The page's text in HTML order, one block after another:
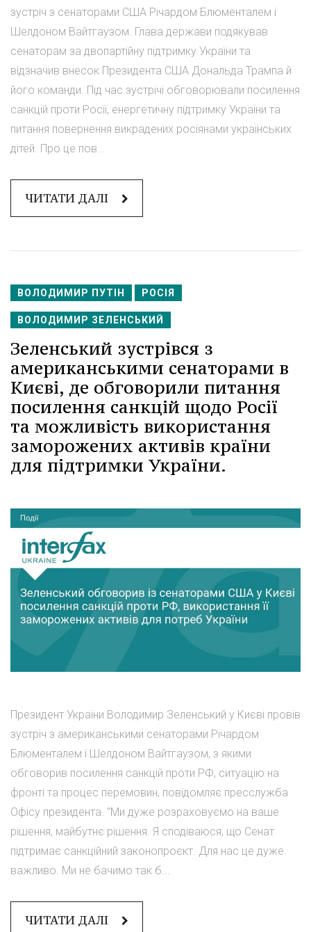
зустріч з сенаторами США Річардом Блюменталем і
Шелдоном Вайтгаузом. Глава держави подякував
сенаторам за двопартійну підтримку України та
відзначив внесок Президента США Дональда Трампа й
його команди. Під час зустрічі обговорювали посилення
санкцій проти Росії, енергетичну підтримку України та
питання повернення викрадених росіянами українських
дітей. Про це пов...
ЧИТАТИ ДАЛІ
ВОЛОДИМИР ПУТІН РОСІЯ
ВОЛОДИМИР ЗЕЛЕНСЬКИЙ
Зеленський зустрівся з
американськими сенаторами в
Києві, де обговорили питання
посилення санкцій щодо Росії
та можливість використання
заморожених активів країни
для підтримки України.
Президент України Володимир Зеленський у Києві провів
зустріч з американськими сенаторами Річардом
Блюменталем і Шелдоном Вайтгаузом, з якими
обговорив посилення санкцій проти РФ, ситуацію на
фронті та процес перемовин, повідомляє пресслужба
Офісу президента. "Ми дуже розраховуємо на ваше
рішення, майбутнє рішення. Я сподіваюся, що Сенат
підтримає санкційний законопроєкт. Для нас це дуже
важливо. Ми не бачимо так б...
ЧИТАТИ ДАЛІ